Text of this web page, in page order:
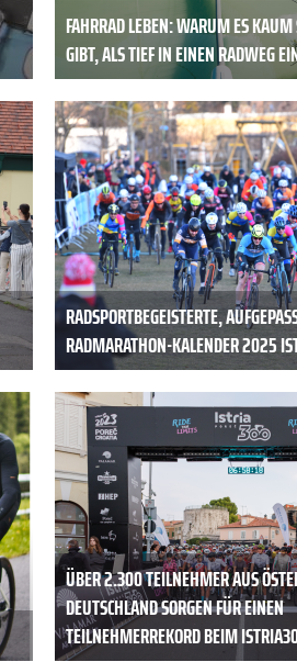
FAHRRAD LEBEN: WARUM ES KAUM
GIBT, ALS TIEF IN EINEN RADWEG
RADSPORTBEGEISTERTE,
RADMARATHON-KALENDER 2025
ÜBER 2.300 TEILNEHMER AUS
DEUTSCHLAND SORGEN FÜR EINEN
TEILNEHMERREKORD BEIM